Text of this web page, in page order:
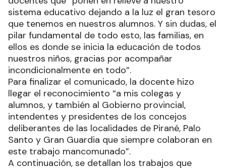
sistema educativo dejando a la luz el gran tesoro
que tenemos en nuestros alumnos. Y sin dudas, el
pilar fundamental de todo esto, las familias, en
ellos es donde se inicia la educación de todos
nuestros niños, gracias por acompañar
incondicionalmente en todo”.
Para finalizar el comunicado, la docente hizo
llegar el reconocimiento “a mis colegas y
alumnos, y también al Gobierno provincial,
intendentes y presidentes de los concejos
deliberantes de las localidades de Pirané, Palo
Santo y Gran Guardia que siempre colaboran en
este trabajo mancomunado”.
A continuación, se detallan los trabajos que